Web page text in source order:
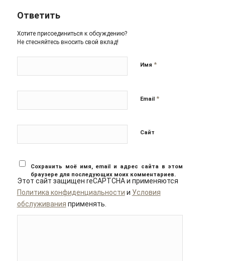
Ответить
Хотите присоединиться к обсуждению?
Не стесняйтесь вносить свой вклад!
Имя *
Email *
Сайт
Сохранить моё имя, email и адрес сайта в этом
браузере для последующих моих комментариев.
Этот сайт защищен reCAPTCHA и применяются
Политика конфиденциальности и Условия
обслуживания применять.